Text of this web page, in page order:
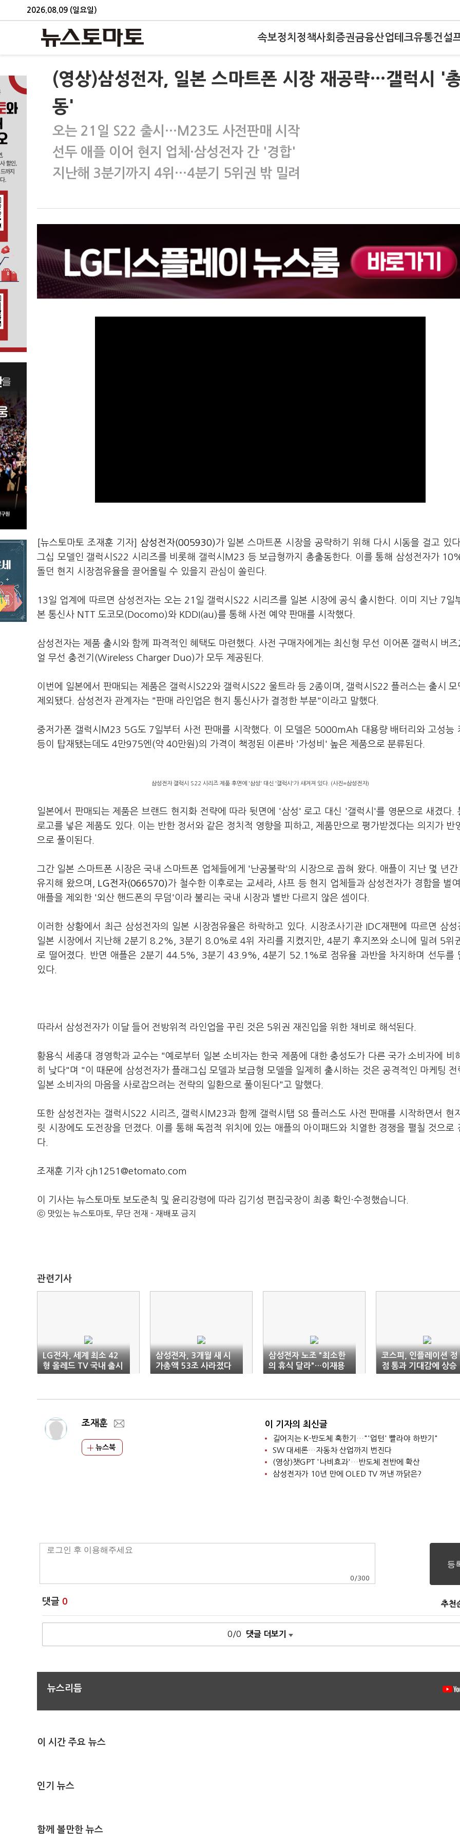
2026.08.09 (일요일)
속보정치 정책사회 증권금융산업테크유통건설
(영상)삼성전자, 일본 스마트폰 시장 재공략…갤럭시 '
동'
오는 21일 S22 출시…M23도 사전판매 시작
선두 애플 이어 현지 업체·삼성전자 간 '경합'
지난해 3분기까지 4위…4분기 5위권 밖 밀려
[뉴스토마토 조재훈 기자] 삼성전자(005930)가 일본 스마트폰 시장을 공략하기 위해 다시 시동을 걸고 있
그십 모델인 갤럭시S22 시리즈를 비롯해 갤럭시M23 등 보급형까지 총출동한다. 이를 통해 삼성전자가
돌던 현지 시장점유율을 끌어올릴 수 있을지 관심이 쏠린다.
13일 업계에 따르면 삼성전자는 오는 21일 갤럭시S22 시리즈를 일본 시장에 공식 출시한다. 이미 지난 7일
본 통신사 NTT 도코모(Docomo)와 KDDI(au)를 통해 사전 예약 판매를 시작했다.
삼성전자는 제품 출시와 함께 파격적인 혜택도 마련했다. 사전 구매자에게는 최신형 무선 이어폰 갤럭시 버
얼 무선 충전기(Wireless Charger Duo)가 모두 제공된다.
이번에 일본에서 판매되는 제품은 갤럭시S22와 갤럭시S22 울트라 등 2종이며, 갤럭시S22 플러스는 출시 모
제외됐다. 삼성전자 관계자는 "판매 라인업은 현지 통신사가 결정한 부분"이라고 말했다.
중저가폰 갤럭시M23 5G도 7일부터 사전 판매를 시작했다. 이 모델은 5000mAh 대용량 배터리와 고성능
등이 탑재됐는데도 4만975엔(약 40만원)의 가격이 책정된 이른바 '가성비' 높은 제품으로 분류된다.
삼성전자 갤럭시 S22 시리즈 제품 후면에 '삼성' 대신 '갤럭시'가 새겨져 있다. (사진=삼성전자)
일본에서 판매되는 제품은 브랜드 현지화 전략에 따라 뒷면에 '삼성' 로고 대신 '갤럭시'를 영문으로 새겼다.
로고를 넣은 제품도 있다. 이는 반한 정서와 같은 정치적 영향을 피하고, 제품만으로 평가받겠다는 의지가 반
으로 풀이된다.
그간 일본 스마트폰 시장은 국내 스마트폰 업체들에게 '난공불락'의 시장으로 꼽혀 왔다. 애플이 지난 몇 년
유지해 왔으며,
LG전자(066570)가 철수한 이후로는 교세라, 샤프 등 현지 업체들과 삼성전자가 경합을 벌
애플을 제외한 '외산 핸드폰의 무덤'이라 불리는 국내 시장과 별반 다르지 않은 셈이다.
이러한 상황에서 최근 삼성전자의 일본 시장점유율은 하락하고 있다. 시장조사기관 IDC재팬에 따르면 삼성
일본 시장에서 지난해 2분기 8.2%, 3분기 8.0%로 4위 자리를 지켰지만, 4분기 후지쯔와 소니에 밀려 5위
로 떨어졌다. 반면 애플은 2분기 44.5%, 3분기 43.9%, 4분기 52.1%로 점유율 과반을 차지하며 선두를
있다.
따라서 삼성전자가 이달 들어 전방위적 라인업을 꾸린 것은 5위권 재진입을 위한 채비로 해석된다.
황용식 세종대 경영학과 교수는 "예로부터 일본 소비자는 한국 제품에 대한 충성도가 다른 국가 소비자에 비
히 낮다"며 "이 때문에 삼성전자가 플래그십 모델과 보급형 모델을 일제히 출시하는 것은 공격적인 마케팅 전
일본 소비자의 마음을 사로잡으려는 전략의 일환으로 풀이된다"고 말했다.
또한 삼성전자는 갤럭시S22 시리즈, 갤럭시M23과 함께 갤럭시탭 S8 플러스도 사전 판매를 시작하면서 현
릿 시장에도 도전장을 던졌다. 이를 통해 독점적 위치에 있는 애플의 아이패드와 치열한 경쟁을 펼칠 것으로
다.
조재훈 기자 cjh1251@etomato.com
이 기사는 뉴스토마토 보도준칙 및 윤리강령에 따라 김기성 편집국장이 최종 확인·수정했습니다.
ⓒ 맛있는 뉴스토마토, 무단 전재 - 재배포 금지
관련기사
LG전자, 세계 최소 42
형 올레드 TV 국내 출시
삼성전자, 3개월 새 시
가총액 53조 사라졌다
삼성전자 노조 "최소한
의 휴식 달라"…이재용
에 대화 요구
코스피, 인플레이션 정
점 통과 기대감에 상승
마감…2710선
조재훈
뉴스북
이 기자의 최신글
길어지는 K-반도체 혹한기…"'업턴' 빨라야 하반기"
SW 대세론…자동차 산업까지 번진다
(영상)챗GPT '나비효과'…반도체 전반에 확산
삼성전자가 10년 만에 OLED TV 꺼낸 까닭은?
0 /300
댓글 0 추천
0/0 댓글 더보기
뉴스리듬
이 시간 주요 뉴스
인기 뉴스
함께 볼만한 뉴스